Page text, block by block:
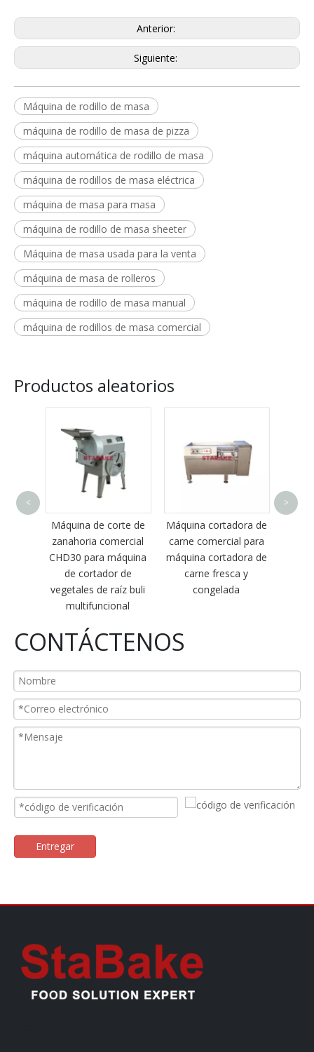
Anterior:
Siguiente:
Máquina de rodillo de masa
máquina de rodillo de masa de pizza
máquina automática de rodillo de masa
máquina de rodillos de masa eléctrica
máquina de masa para masa
máquina de rodillo de masa sheeter
Máquina de masa usada para la venta
máquina de masa de rolleros
máquina de rodillo de masa manual
máquina de rodillos de masa comercial
Productos aleatorios
Máquina de corte de
zanahoria comercial
CHD30 para máquina
de cortador de
vegetales de raíz buli
multifuncional
Máquina cortadora de
carne comercial para
máquina cortadora de
carne fresca y
congelada
< >
CONTÁCTENOS
Entregar